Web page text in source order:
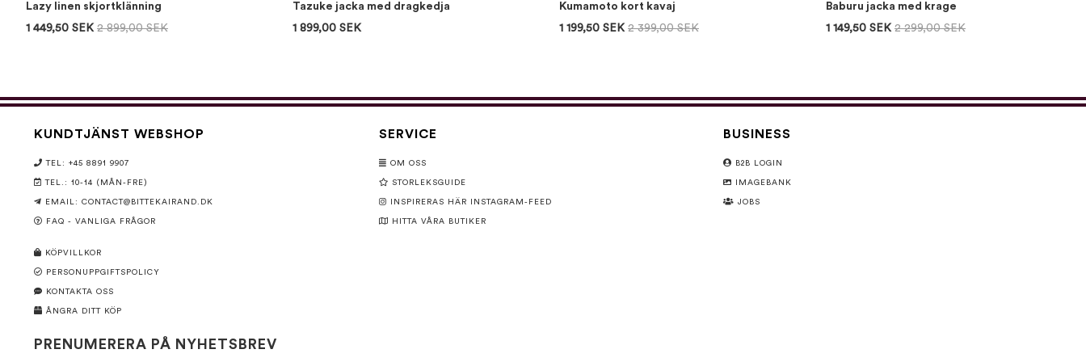
Lazy linen skjortklänning
1 449,50 SEK 2 899,00 SEK
Tazuke jacka med dragkedja
1 899,00 SEK
Kumamoto kort kavaj
1 199,50 SEK 2 399,00 SEK
Baburu jacka med krage
1 149,50 SEK 2 299,00 SEK
KUNDTJÄNST WEBSHOP
TEL: +45 8891 9907
TEL.: 10-14 (MÅN-FRE)
EMAIL: CONTACT@BITTEKAIRAND.DK
FAQ - VANLIGA FRÅGOR
KÖPVILLKOR
PERSONUPPGIFTSPOLICY
KONTAKTA OSS
ÅNGRA DITT KÖP
PRENUMERERA PÅ NYHETSBREV
SERVICE
OM OSS
STORLEKSGUIDE
INSPIRERAS HÄR INSTAGRAM-FEED
HITTA VÅRA BUTIKER
BUSINESS
B2B LOGIN
IMAGEBANK
JOBS